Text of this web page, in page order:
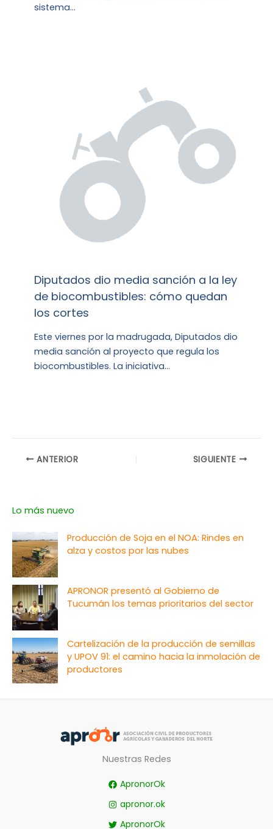
sistema…
Diputados dio media sanción a la ley
de biocombustibles: cómo quedan
los cortes
Este viernes por la madrugada, Diputados dio
media sanción al proyecto que regula los
biocombustibles. La iniciativa…
ANTERIOR SIGUIENTE
Lo más nuevo
Producción de Soja en el NOA: Rindes en
alza y costos por las nubes
APRONOR presentó al Gobierno de
Tucumán los temas prioritarios del sector
Cartelización de la producción de semillas
y UPOV 91: el camino hacia la inmolación de
productores
Nuestras Redes
ApronorOk
apronor.ok
ApronorOk